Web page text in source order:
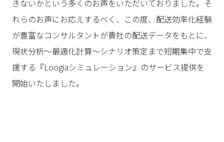
きないかという多くのお声をいただいておりました。そ
れらのお声にお応えするべく、この度、配送効率化経験
が豊富なコンサルタントが貴社の配送データをもとに、
現状分析〜最適化計算〜シナリオ策定まで短期集中で支
援する『Loogiaシミュレーション』のサービス提供を
開始いたしました。